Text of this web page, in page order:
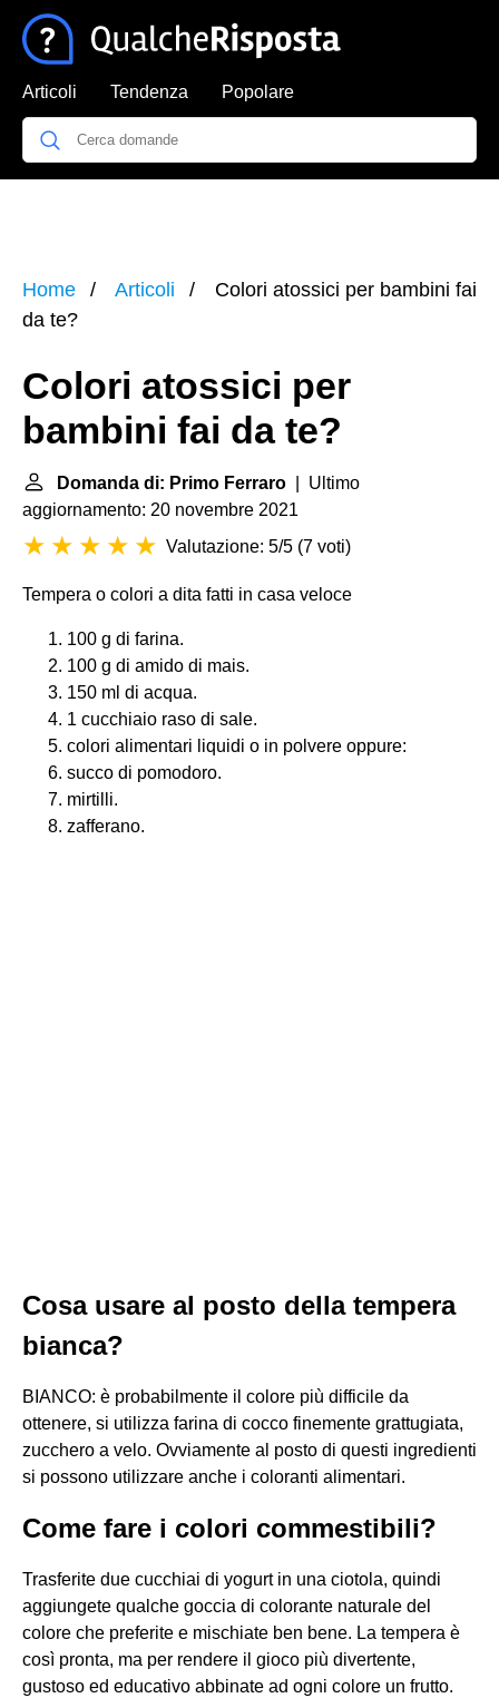
Articoli Tendenza Popolare
Home Articoli
Colori atossici per bambini fai
da te?
Colori atossici per
bambini fai da te?
Domanda di: Primo Ferraro | Ultimo
aggiornamento: 20 novembre 2021
Valutazione: 5/5 (7 voti)
Tempera o colori a dita fatti in casa veloce
100 g di farina.
100 g di amido di mais.
150 ml di acqua.
1 cucchiaio raso di sale.
colori alimentari liquidi o in polvere oppure:
succo di pomodoro.
mirtilli.
zafferano.
Cosa usare al posto della tempera
bianca?
BIANCO: è probabilmente il colore più difficile da
ottenere, si utilizza farina di cocco finemente grattugiata,
zucchero a velo. Ovviamente al posto di questi ingredienti
si possono utilizzare anche i coloranti alimentari.
Come fare i colori commestibili?
Trasferite due cucchiai di yogurt in una ciotola, quindi
aggiungete qualche goccia di colorante naturale del
colore che preferite e mischiate ben bene. La tempera è
così pronta, ma per rendere il gioco più divertente,
gustoso ed educativo abbinate ad ogni colore un frutto.